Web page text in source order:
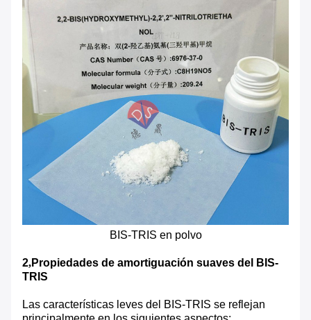
BIS-TRIS en polvo
2,Propiedades de amortiguación suaves del BIS-
TRIS
Las características leves del BIS-TRIS se reflejan